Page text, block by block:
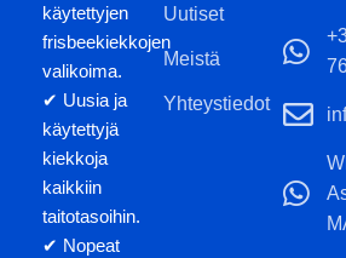
käytettyjen
frisbeekiekkojen
valikoima.
✔ Uusia ja
käytettyjä
kiekkoja
kaikkiin
taitotasoihin.
✔ Nopeat
Uutiset
Meistä
Yhteystiedot